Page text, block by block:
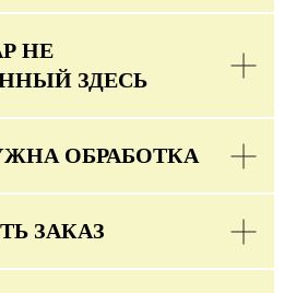
НЕ
ЗДЕСЬ
ОБРАБОТКА
ЗАКАЗ